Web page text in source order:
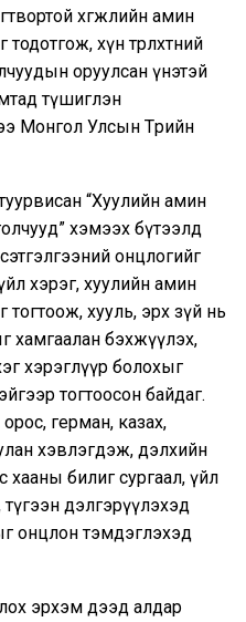
хөгжлийн амин
хүн төрөлхтний
оруулсан үнэтэй
түшиглэн
Монгол Улсын Төрийн
“Хуулийн амин
хэмээх бүтээлд
онцлогийг
хэрэг, хуулийн амин
тогтоож, хууль, эрх зүй нь
хамгаалан бэхжүүлэх,
хэрэглүүр болохыг
тогтоосон байдаг.
герман, казах,
хэвлэгдэж, дэлхийн
хааны билиг сургаал, үйл
дэлгэрүүлэхэд
онцлон тэмдэглэхэд
эрхэм дээд алдар